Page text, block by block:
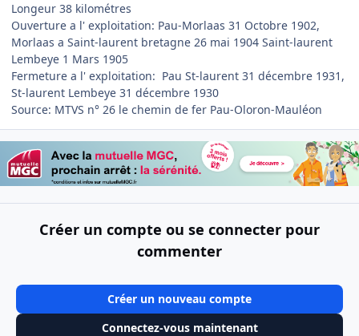
Longeur 38 kilométres
Ouverture a l' exploitation: Pau-Morlaas 31 Octobre 1902,
Morlaas a Saint-laurent bretagne 26 mai 1904 Saint-laurent
Lembeye 1 Mars 1905
Fermeture a l' exploitation: Pau St-laurent 31 décembre 1931,
St-laurent Lembeye 31 décembre 1930
Source: MTVS n° 26 le chemin de fer Pau-Oloron-Mauléon
Créer un compte ou se connecter pour
commenter
Créer un nouveau compte
Connectez-vous maintenant